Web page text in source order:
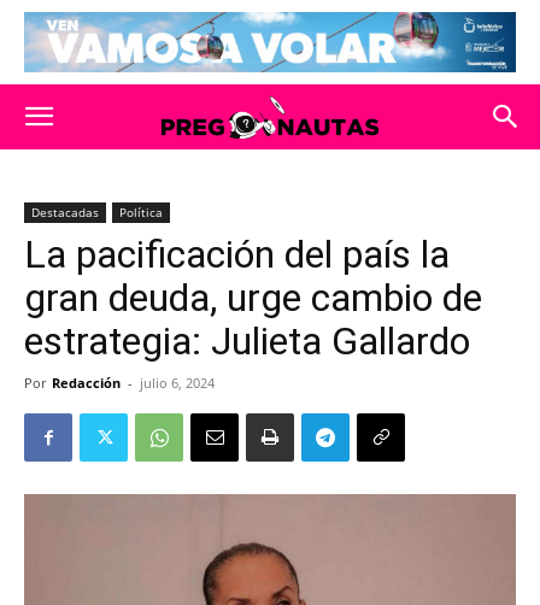
Destacadas Política
La pacificación del país la
gran deuda, urge cambio de
estrategia: Julieta Gallardo
Por Redacción - julio 6, 2024